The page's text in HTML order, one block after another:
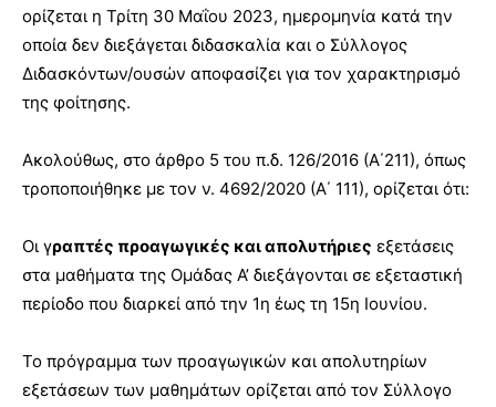
ορίζεται η Τρίτη 30 Μαΐου 2023, ημερομηνία κατά την
οποία δεν διεξάγεται διδασκαλία και ο Σύλλογος
Διδασκόντων/ουσών αποφασίζει για τον χαρακτηρισμό
της φοίτησης.
Ακολούθως, στο άρθρο 5 του π.δ. 126/2016 (Α΄211), όπως
τροποποιήθηκε με τον ν. 4692/2020 (Α΄ 111), ορίζεται ότι:
Οι γραπτές προαγωγικές και απολυτήριες εξετάσεις
στα μαθήματα της Ομάδας Α’ διεξάγονται σε εξεταστική
περίοδο που διαρκεί από την 1η έως τη 15η Ιουνίου.
Το πρόγραμμα των προαγωγικών και απολυτηρίων
εξετάσεων των μαθημάτων ορίζεται από τον Σύλλογο